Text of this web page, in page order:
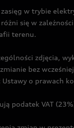
w trybie
się w
terenu.
zdjęcia,
bez
o prawach
podatek VAT